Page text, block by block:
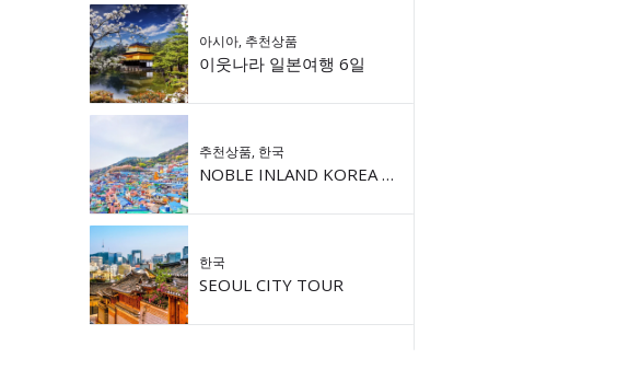
아시아, 추천상품
이웃나라 일본여행 6일
추천상품, 한국
NOBLE INLAND KOREA 9DAY
한국
SEOUL CITY TOUR